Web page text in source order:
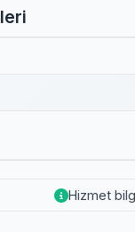
Hizmet